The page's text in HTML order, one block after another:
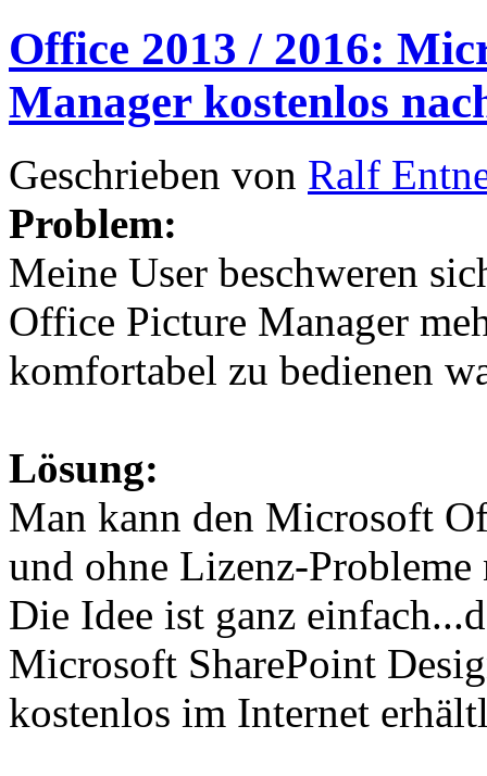
Office 2013 / 2016:
Manager kostenlos
Geschrieben von Ralf
Problem:
Meine User beschweren
Office Picture Manager
komfortabel zu bedienen
Lösung:
Man kann den Microsoft
und ohne Lizenz-
Die Idee ist ganz
Microsoft SharePoint
kostenlos im Internet